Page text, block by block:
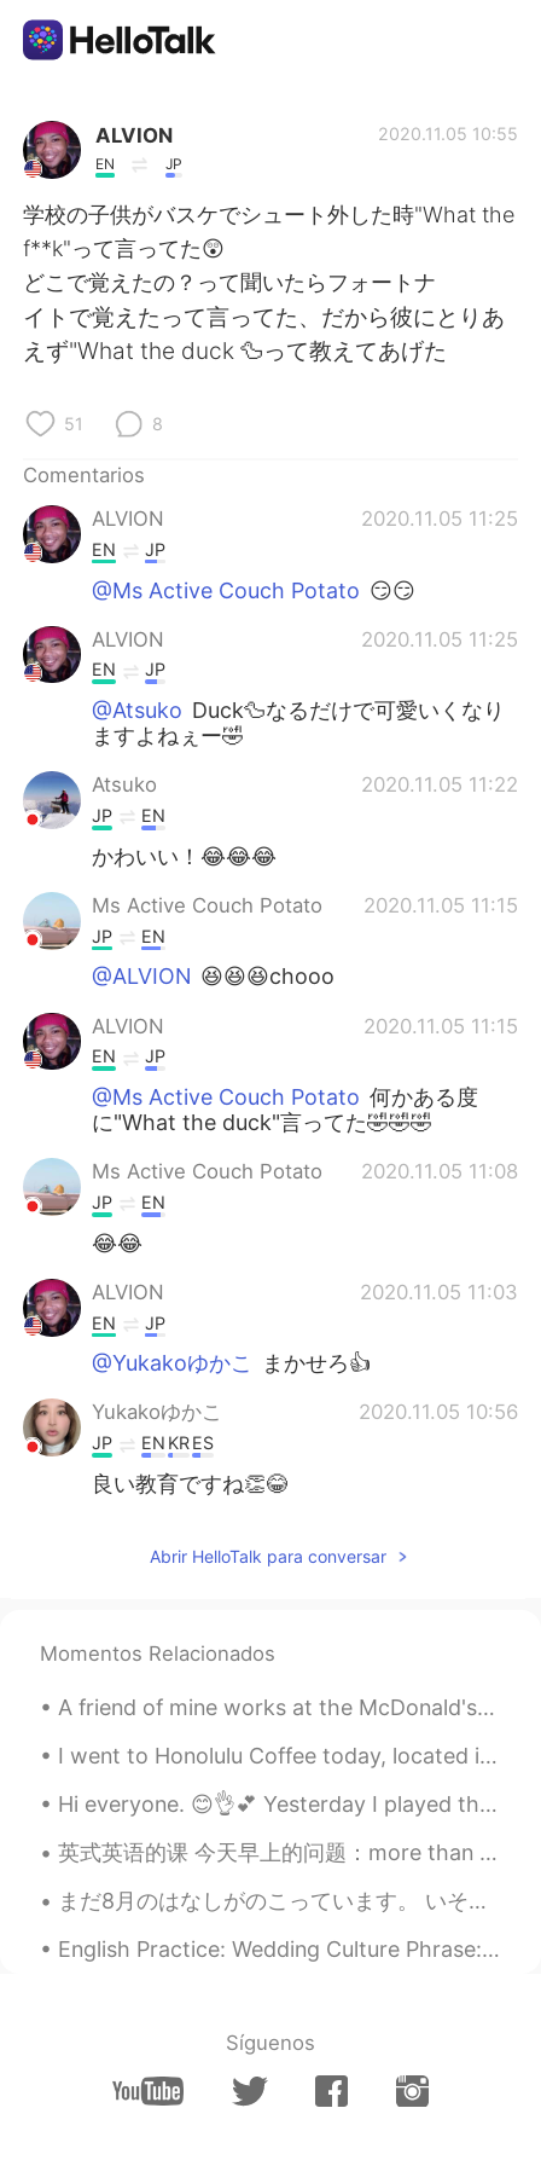
Aplicación de intercambio de idiomas
AI Grammar Checker
Español
English 简体中文
繁體中文
Français
日本語
Indonesia
Türkçe Tiếng Việt
Português
ALVION
EN JP
2020.11.05 10:55
学校の子供がバスケでシュート外した時"What the
f**k"って言ってた😲
どこで覚えたの？って聞いたらフォートナ
イトで覚えたって言ってた、だから彼にとりあ
えず"What the duck 🦆って教えてあげた
51 8
Comentarios
ALVION
2020.11.05 11:25
EN JP
@Ms Active Couch Potato 😏😏
ALVION 2020.11.05 11:25
EN JP
@Atsuko Duck🦆なるだけで可愛いくなり
ますよねぇー🤣
Atsuko 2020.11.05 11:22
JP EN
かわいい！😂😂😂
Ms Active Couch Potato 2020.11.05 11:15
JP EN
@ALVION 😆😆😆chooo
ALVION 2020.11.05 11:15
EN JP
@Ms Active Couch Potato 何かある度
に"What the duck"言ってた🤣🤣🤣
Ms Active Couch Potato 2020.11.05 11:08
JP EN
😂😂
ALVION 2020.11.05 11:03
EN JP
@Yukakoゆかこ まかせろ👍
Yukakoゆかこ 2020.11.05 10:56
JP EN KRES
良い教育ですね👏😂
Abrir HelloTalk para conversar
Momentos Relacionados
A friend of mine works at the McDonald's down the street from me. And he says that this is what ...
I went to Honolulu Coffee today, located in Dotonbori, simple but great! Cool vibe and not busy a...
Hi everyone. 😊👌💕 Yesterday I played this song at church and it was largely successful. I like to...
英式英语的课 今天早上的问题：more than plenty 这个英文说法是什么意思？ Plenty - 很多/足够/不少 比如说： A: should we hurry up? B: ...
まだ8月のはなしがのこっています。 いそいだほうがいいですね。I still have some August stories to tell. I better hurry. Today I...
English Practice: Wedding Culture Phrase: “Pop the question” Discussion: Share with us a weddin...
Síguenos